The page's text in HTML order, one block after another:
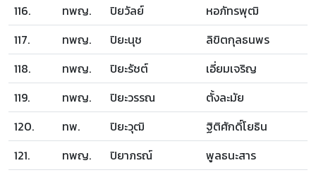
116.
ทพญ. ปิยวัลย์
หอภัทรพุฒิ
117.
ทพญ. ปิยะนุช
ลิขิตกุลธนพร
118.
ทพญ. ปิยะรัชต์
เอี่ยมเจริญ
119.
ทพญ. ปิยะวรรณ
ตั้งละมัย
120.
ทพ. ปิยะวุฒิ
ฐิติศักดิ์โยธิน
121.
ทพญ. ปิยาภรณ์
พูลธนะสาร